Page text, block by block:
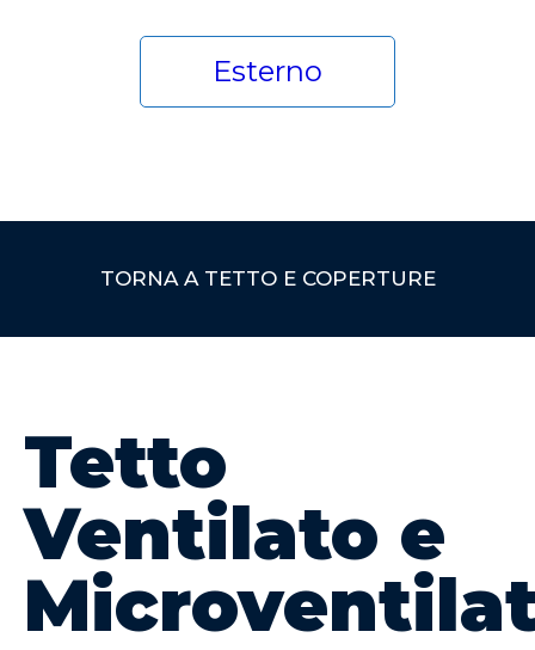
Esterno
TORNA A TETTO E COPERTURE
Tetto
Ventilato e